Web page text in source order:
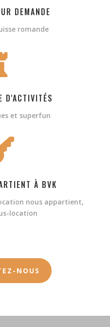
DEMANDE
romande
D'ACTIVITÉS
et superfun
À BVK
nous appartient,
location
NOUS